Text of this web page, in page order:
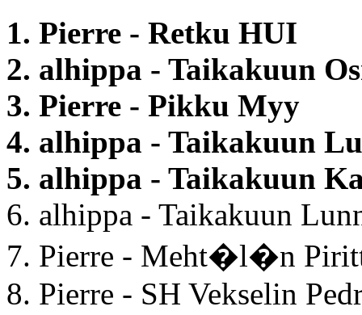
1. Pierre - Retku HUI
2. alhippa - Taikakuun
3. Pierre - Pikku Myy
4. alhippa - Taikakuun
5. alhippa - Taikakuun
6. alhippa - Taikakuun
7. Pierre - Meht�l�n
8. Pierre - SH Vekselin